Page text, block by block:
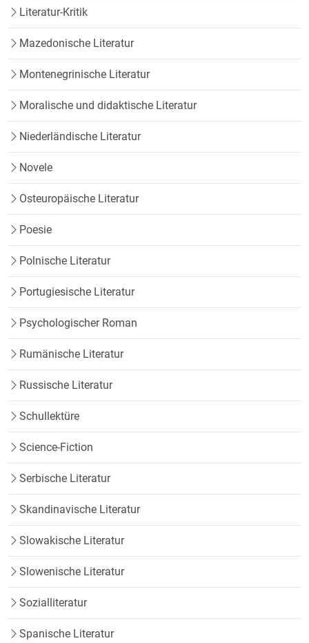
Literatur-Kritik
Mazedonische Literatur
Montenegrinische Literatur
Moralische und didaktische Literatur
Niederländische Literatur
Novele
Osteuropäische Literatur
Poesie
Polnische Literatur
Portugiesische Literatur
Psychologischer Roman
Rumänische Literatur
Russische Literatur
Schullektüre
Science-Fiction
Serbische Literatur
Skandinavische Literatur
Slowakische Literatur
Slowenische Literatur
Sozialliteratur
Spanische Literatur